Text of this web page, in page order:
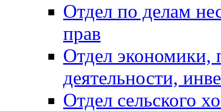
Отдел по делам
прав
Отдел экономики,
деятельности,
Отдел сельского